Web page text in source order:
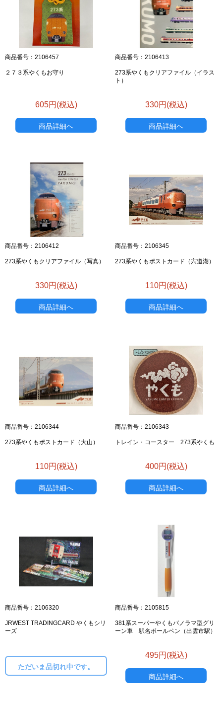
商品番号：2106457
２７３系やくもお守り
605円(税込)
商品詳細へ
商品番号：2106413
273系やくもクリアファイル（イラス
ト）
330円(税込)
商品詳細へ
商品番号：2106412
273系やくもクリアファイル（写真）
330円(税込)
商品詳細へ
商品番号：2106345
273系やくもポストカード（宍道湖）
110円(税込)
商品詳細へ
商品番号：2106344
273系やくもポストカード（大山）
110円(税込)
商品詳細へ
商品番号：2106343
トレイン・コースター 273系やくも
400円(税込)
商品詳細へ
商品番号：2106320
JRWEST TRADINGCARD やくもシリ
ーズ
ただいま品切れ中です。
商品番号：2105815
381系スーパーやくもパノラマ型グリ
ーン車 駅名ボールペン（出雲市駅）
495円(税込)
商品詳細へ
お買い物を続ける カートへ進む